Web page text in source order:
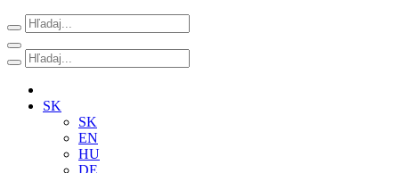
SK
SK
EN
HU
DE